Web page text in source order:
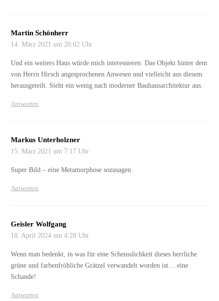
Martin Schönherr
14. März 2021 um 20:02 Uhr
Und ein weiters Haus würde mich interessieren: Das Objekt hinter dem
von Herrn Hirsch angesprochenen Anwesen und vielleicht aus diesem
herausgeteilt. Sieht ein wenig nach moderner Bauhausarchitektur aus.
Antworten
Markus Unterholzner
15. März 2021 um 7:17 Uhr
Super Bild – eine Metamorphose sozusagen
Antworten
Geisler Wolfgang
18. April 2024 um 4:28 Uhr
Wenn man bedenkt, in was für eine Scheusslichkeit dieses herrliche
grüne und farbenfröhliche Grätzel verwandelt worden ist….eine
Schande!
Antworten